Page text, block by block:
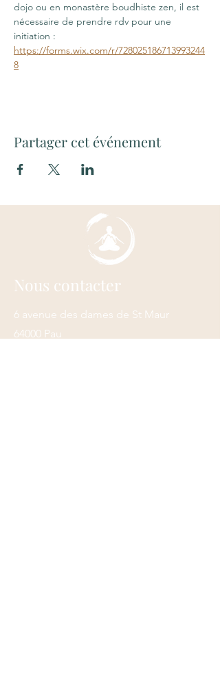
dojo ou en monastère boudhiste zen, il est
nécessaire de prendre rdv pour une
initiation :
https://forms.wix.com/r/728025186713993244
8
Partager cet événement
Nous contacter
6 avenue des dames de St Maur
64000 Pau